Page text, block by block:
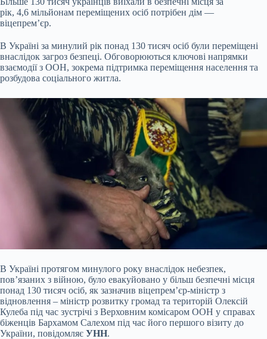
рік, 4,6 мільйонам переміщених осіб потрібен дім —
віцепрем’єр.
В Україні за минулий рік понад 130 тисяч осіб були переміщені
внаслідок загроз безпеці. Обговорюються ключові напрямки
взаємодії з ООН, зокрема підтримка переміщення населення та
розбудова соціального житла.
В Україні протягом минулого року внаслідок небезпек,
пов’язаних з війною, було евакуйовано у більш безпечні місця
понад 130 тисяч осіб, як зазначив віцепрем’єр-міністр з
відновлення – міністр розвитку громад та територій Олексій
Кулеба під час зустрічі з Верховним комісаром ООН у справах
біженців Бархамом Салехом під час його першого візиту до
України, повідомляє УНН.